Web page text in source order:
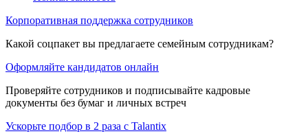
Корпоративная поддержка сотрудников
Какой соцпакет вы предлагаете семейным сотрудникам?
Оформляйте кандидатов онлайн
Проверяйте сотрудников и подписывайте кадровые
документы без бумаг и личных встреч
Ускорьте подбор в 2 раза с Talantix